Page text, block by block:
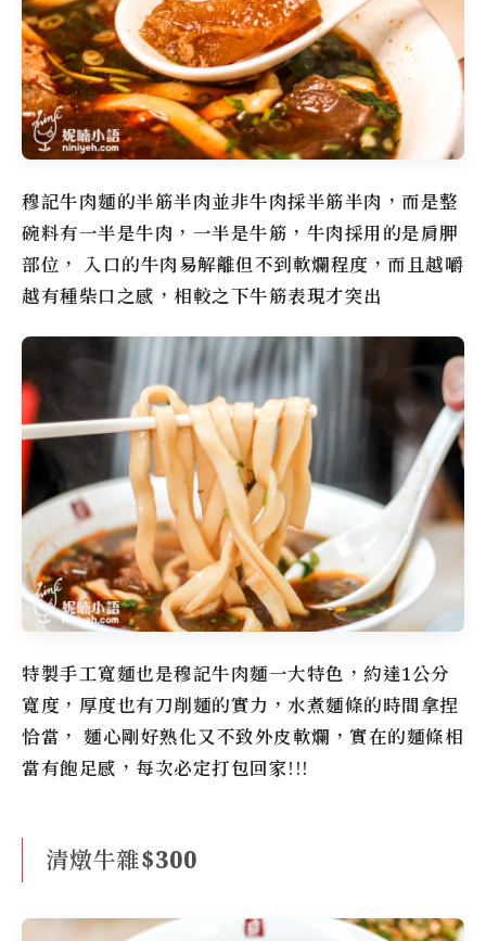
穆記牛肉麵的半筋半肉並非牛肉採半筋半肉，而是整
碗料有一半是牛肉，一半是牛筋，牛肉採用的是肩胛
部位， 入口的牛肉易解離但不到軟爛程度，而且越嚼
越有種柴口之感，相較之下牛筋表現才突出
特製手工寬麵也是穆記牛肉麵一大特色，約達1公分
寬度，厚度也有刀削麵的實力，水煮麵條的時間拿捏
恰當， 麵心剛好熟化又不致外皮軟爛，實在的麵條相
當有飽足感，每次必定打包回家!!!
清燉牛雜$300